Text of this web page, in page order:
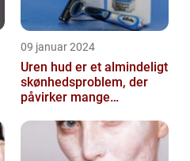
09 januar 2024
Uren hud er et almindeligt
skønhedsproblem, der
påvirker mange